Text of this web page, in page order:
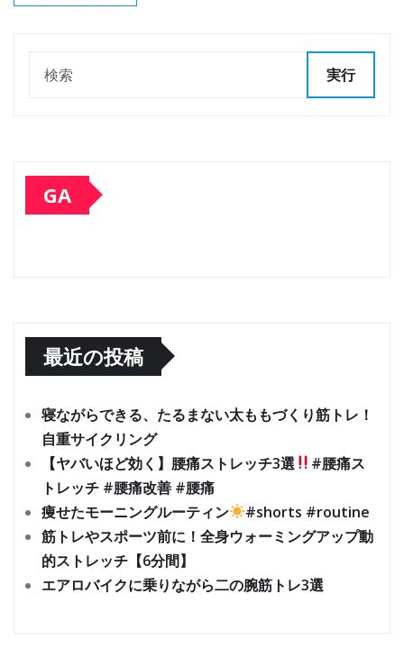
実行
GA
最近の投稿
寝ながらできる、たるまない太ももづくり筋トレ！
自重サイクリング
【ヤバいほど効く】腰痛ストレッチ3選
#腰痛ス
トレッチ #腰痛改善 #腰痛
痩せたモーニングルーティン
#shorts #routine
筋トレやスポーツ前に！全身ウォーミングアップ動
的ストレッチ【6分間】
エアロバイクに乗りながら二の腕筋トレ3選